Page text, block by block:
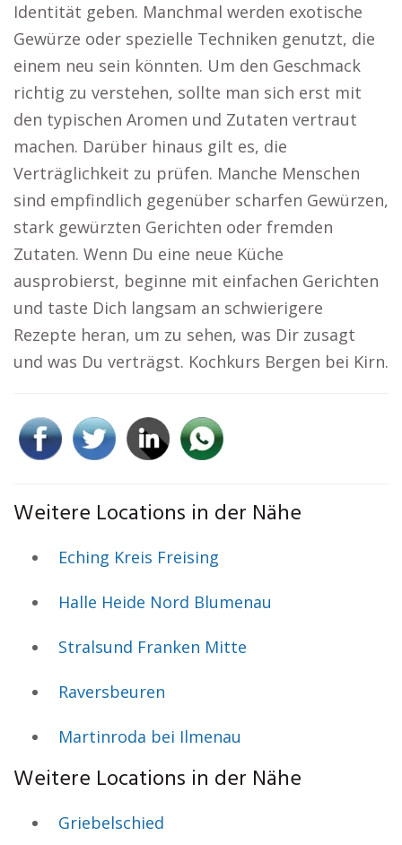
Identität geben. Manchmal werden exotische
Gewürze oder spezielle Techniken genutzt, die
einem neu sein könnten. Um den Geschmack
richtig zu verstehen, sollte man sich erst mit
den typischen Aromen und Zutaten vertraut
machen. Darüber hinaus gilt es, die
Verträglichkeit zu prüfen. Manche Menschen
sind empfindlich gegenüber scharfen Gewürzen,
stark gewürzten Gerichten oder fremden
Zutaten. Wenn Du eine neue Küche
ausprobierst, beginne mit einfachen Gerichten
und taste Dich langsam an schwierigere
Rezepte heran, um zu sehen, was Dir zusagt
und was Du verträgst. Kochkurs Bergen bei Kirn.
Weitere Locations in der Nähe
Eching Kreis Freising
Halle Heide Nord Blumenau
Stralsund Franken Mitte
Raversbeuren
Martinroda bei Ilmenau
Weitere Locations in der Nähe
Griebelschied